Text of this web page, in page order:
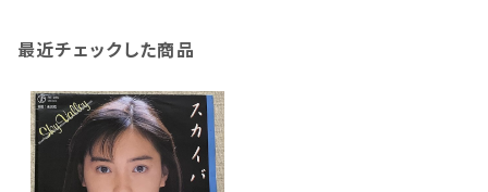
最近チェックした商品